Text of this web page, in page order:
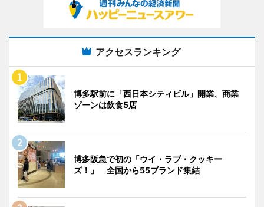
アクセスランキング
博多駅前に「西日本シティビル」開業、商業
ゾーンは飲食5店
博多阪急で初の「ウイ・ラブ・クッキー
ズ！」 全国から55ブランド集結